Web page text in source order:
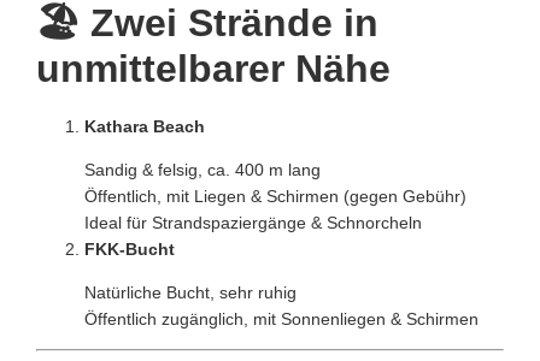
🏖️ Zwei Strände in
unmittelbarer Nähe
Kathara Beach
Sandig & felsig, ca. 400 m lang
Öffentlich, mit Liegen & Schirmen (gegen Gebühr)
Ideal für Strandspaziergänge & Schnorcheln
FKK-Bucht
Natürliche Bucht, sehr ruhig
Öffentlich zugänglich, mit Sonnenliegen & Schirmen